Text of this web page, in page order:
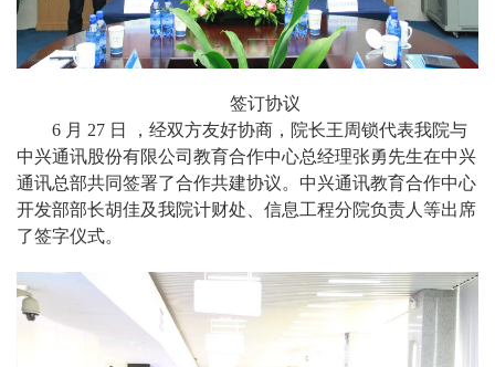
签订协议
6 月 27 日
，经双方友好协商，院长王周锁代表我院与
中兴通讯股份有限公司教育合作中心总经理张勇先生在中兴
通讯总部共同签署了合作共建协议。中兴通讯教育合作中心
开发部部长胡佳及我院计财处、信息工程分院负责人等出席
了签字仪式。